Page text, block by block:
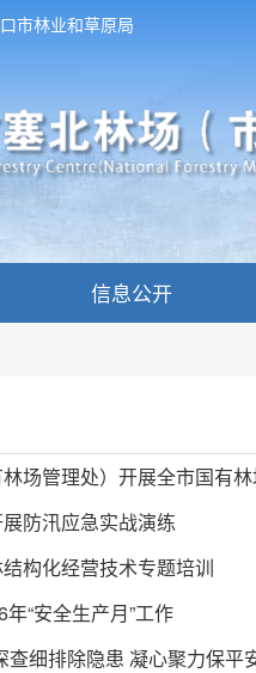
市林业和草原局
信息公开
场管理处）开展全市国有
防汛应急实战演练
构化经营技术专题培训
“安全生产月”工作
查细排除隐患 凝心聚力保平